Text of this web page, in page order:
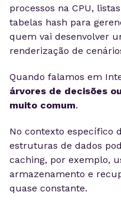
processos na CPU,
tabelas hash para
quem vai desenvolver
renderização de
Quando falamos em
árvores de decisões
muito comum.
No contexto específico
estruturas de dados
caching, por exemplo,
armazenamento e
quase constante.